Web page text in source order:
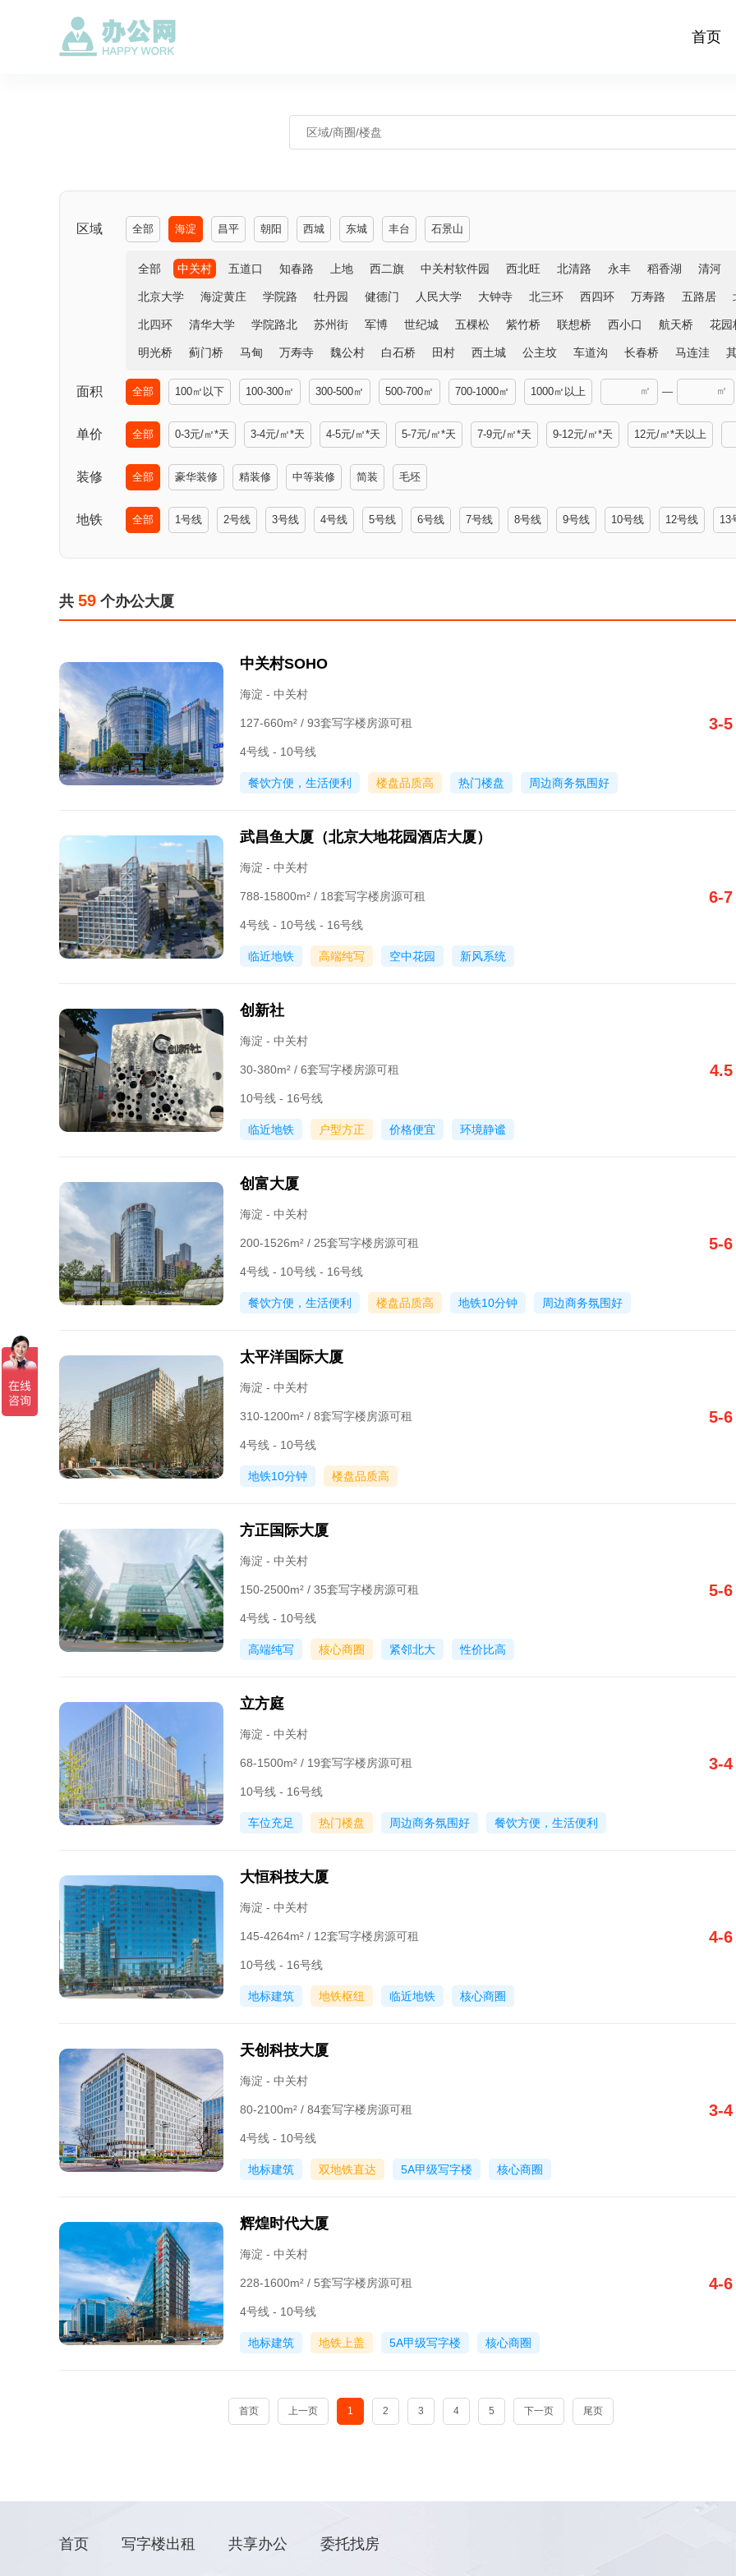
首页
区域 全部 海淀 昌平 朝阳 西城 东城 丰台 石景山
全部 中关村 五道口 知春路 上地 西二旗 中关村软件园 西北旺 北清路 永丰 稻香湖 清河
北京大学 海淀黄庄 学院路 牡丹园 健德门 人民大学 大钟寺 北三环 西四环 万寿路 五路居
北四环 清华大学 学院路北 苏州街 军博 世纪城 五棵松 紫竹桥 联想桥 西小口 航天桥 花园
明光桥 蓟门桥 马甸 万寿寺 魏公村 白石桥 田村 西土城 公主坟 车道沟 长春桥 马连洼
面积 全部 100㎡以下 100-300㎡ 300-500㎡ 500-700㎡ 700-1000㎡ 1000㎡以上 ㎡ — ㎡
单价 全部 0-3元/㎡*天 3-4元/㎡*天 4-5元/㎡*天 5-7元/㎡*天 7-9元/㎡*天 9-12元/㎡*天 12元/㎡*天以上
装修 全部 豪华装修 精装修 中等装修 简装 毛坯
地铁 全部 1号线 2号线 3号线 4号线 5号线 6号线 7号线 8号线 9号线 10号线 12号线 13
共 59 个办公大厦
中关村SOHO
海淀 - 中关村
127-660m² / 93套写字楼房源可租
4号线 - 10号线
餐饮方便，生活便利 楼盘品质高 热门楼盘 周边商务氛围好
3-5
武昌鱼大厦（北京大地花园酒店大厦）
海淀 - 中关村
788-15800m² / 18套写字楼房源可租
4号线 - 10号线 - 16号线
临近地铁 高端纯写 空中花园 新风系统
6-7
创新社
海淀 - 中关村
30-380m² / 6套写字楼房源可租
10号线 - 16号线
临近地铁 户型方正 价格便宜 环境静谧
4.5
创富大厦
海淀 - 中关村
200-1526m² / 25套写字楼房源可租
4号线 - 10号线 - 16号线
餐饮方便，生活便利 楼盘品质高 地铁10分钟 周边商务氛围好
5-6
太平洋国际大厦
海淀 - 中关村
310-1200m² / 8套写字楼房源可租
4号线 - 10号线
地铁10分钟 楼盘品质高
5-6
方正国际大厦
海淀 - 中关村
150-2500m² / 35套写字楼房源可租
4号线 - 10号线
高端纯写 核心商圈 紧邻北大 性价比高
5-6
立方庭
海淀 - 中关村
68-1500m² / 19套写字楼房源可租
10号线 - 16号线
车位充足 热门楼盘 周边商务氛围好 餐饮方便，生活便利
3-4
大恒科技大厦
海淀 - 中关村
145-4264m² / 12套写字楼房源可租
10号线 - 16号线
地标建筑 地铁枢纽 临近地铁 核心商圈
4-6
天创科技大厦
海淀 - 中关村
80-2100m² / 84套写字楼房源可租
4号线 - 10号线
地标建筑 双地铁直达 5A甲级写字楼 核心商圈
3-4
辉煌时代大厦
海淀 - 中关村
228-1600m² / 5套写字楼房源可租
4号线 - 10号线
地标建筑 地铁上盖 5A甲级写字楼 核心商圈
4-6
首页 上一页 1 2 3 4 5 下一页 尾页
首页 写字楼出租 共享办公
委托找房